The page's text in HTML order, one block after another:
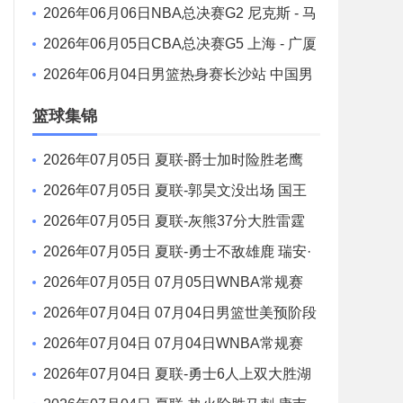
刺 - 尼克斯 全场录像
2026年06月06日NBA总决赛G2 尼克斯 - 马
刺 全场录像
2026年06月05日CBA总决赛G5 上海 - 广厦
全场录像
2026年06月04日男篮热身赛长沙站 中国男
篮 - FMP拉德尼基 全场录像
篮球集锦
2026年07月05日 夏联-爵士加时险胜老鹰
榜眼彼得森28分 8号秀弗莱明斯16中4
2026年07月05日 夏联-郭昊文没出场 国王
险胜篮网 阿卡夫29投25分
2026年07月05日 夏联-灰熊37分大胜雷霆
布泽尔15+4+4 12号秀马拉10分4助2帽
2026年07月05日 夏联-勇士不敌雄鹿 瑞安·
内姆哈德15分 波士顿17分
2026年07月05日 07月05日WNBA常规赛
金州女武神88-83亚特兰大梦想 全场集锦
2026年07月04日 07月04日男篮世美预阶段
一 多米尼加男篮 81 - 82 美国男篮 集锦
2026年07月04日 07月04日WNBA常规赛
芝加哥天空 90 - 98 拉斯维加斯王牌 集锦
2026年07月04日 夏联-勇士6人上双大胜湖